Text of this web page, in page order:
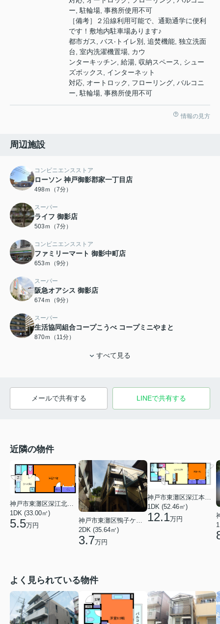
ー, 駐輪場, 事務所使⽤不可
［備考］２沿線利用可能で、通勤通学に便利
です！敷地内駐車場あります♪
都市ガス, バス‧トイレ別, 追焚機能, 独⽴洗⾯
台, 室内洗濯機置場, カウ
ンターキッチン, 給湯, 収納スペース, シュー
ズボックス, インターネット
対応, オートロック, フローリング, バルコニ
ー, 駐輪場, 事務所使⽤不可
情報の見方
周辺施設
コンビニエンスストア
ローソン 神戸御影郡家一丁目店
498ｍ（7分）
スーパー
ライフ 御影店
503ｍ（7分）
コンビニエンスストア
ファミリーマート 御影中町店
653ｍ（9分）
スーパー
阪急オアシス 御影店
674ｍ（9分）
スーパー
生活協同組合コープこうべ コープミニやまと
870ｍ（11分）
すべて見る
メールで共有する LINEで共有する
近隣の物件
1DK (33.00㎡)
5.5万円
2DK (35.64㎡)
3.7万円
1DK (52.46㎡)
12.1万円
よく見られている物件